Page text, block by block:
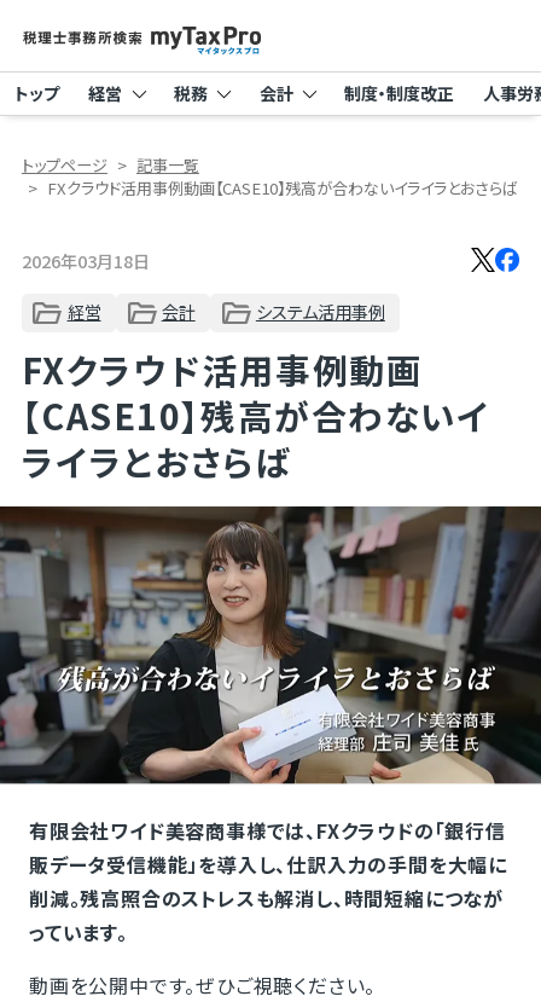
トップ 経営 税務 会計 制度・制度改正 人事労
トップページ
記事一覧
FXクラウド活用事例動画【CASE10】残高が合わないイライラとおさらば
2026年03月18日
経営
会計 システム活用事例
FXクラウド活用事例動画
【CASE10】残高が合わないイ
ライラとおさらば
有限会社ワイド美容商事様では、FXクラウドの「銀行信
販データ受信機能」を導入し、仕訳入力の手間を大幅に
削減。残高照合のストレスも解消し、時間短縮につなが
っています。
動画を公開中です。ぜひご視聴ください。